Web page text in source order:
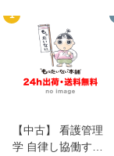
1
【中古】 看護管理
学 自律し協働する